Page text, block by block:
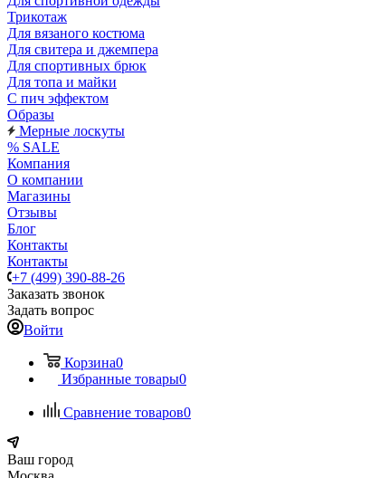
Трикотаж
Для вязаного костюма
Для свитера и джемпера
Для спортивных брюк
Для топа и майки
С пич эффектом
Образы
Мерные лоскуты
% SALE
Компания
О компании
Магазины
Отзывы
Блог
Контакты
Контакты
+7 (499) 390-88-26
Заказать звонок
Задать вопрос
Войти
Корзина0
Избранные товары0
Сравнение товаров0
Ваш город